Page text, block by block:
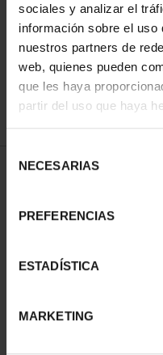
sociales y analizar el
información sobre el uso
nuestros partners de
web, quienes pueden
que les haya
partir del uso que haya
NECESARIAS
PREFERENCIAS
ESTADÍSTICA
MARKETING
SORT BY:
1 Products found